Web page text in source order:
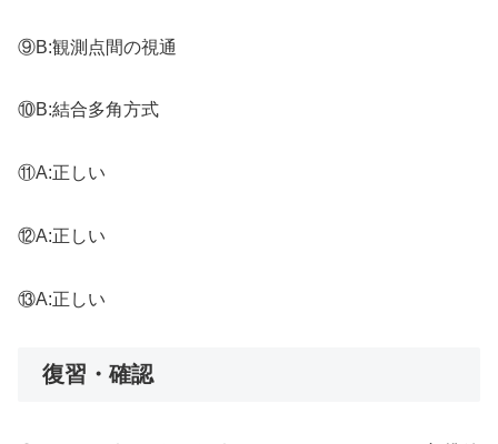
⑨B:観測点間の視通
⑩B:結合多角方式
⑪A:正しい
⑫A:正しい
⑬A:正しい
復習・確認